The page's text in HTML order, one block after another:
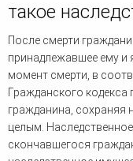
такое
После смерти
принадлежавшее ему и
момент смерти, в
Гражданского кодекса
гражданина, сохраняя
целым.
скончавшегося